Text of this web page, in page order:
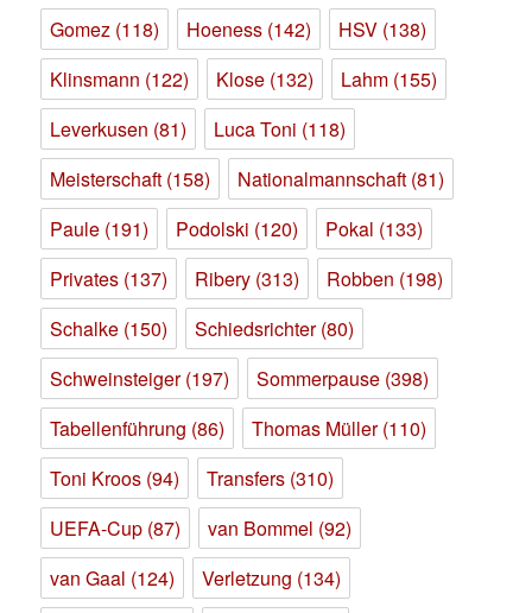
Gomez (118) Hoeness (142) HSV (138)
Klinsmann (122) Klose (132) Lahm (155)
Leverkusen (81) Luca Toni (118)
Meisterschaft (158) Nationalmannschaft (81)
Paule (191) Podolski (120) Pokal (133)
Privates (137) Ribery (313) Robben (198)
Schalke (150) Schiedsrichter(80)
Schweinsteiger(197) Sommerpause (398)
Tabellenführung (86) Thomas Müller(110)
Toni Kroos (94) Transfers (310)
UEFA-Cup (87) van Bommel (92)
van Gaal (124) Verletzung (134)